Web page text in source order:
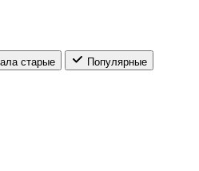
старые Популярные